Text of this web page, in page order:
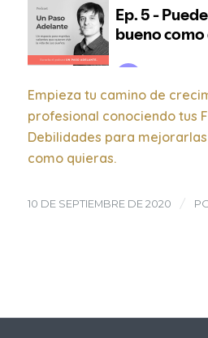
Empieza tu camino de
profesional conociendo tus
Debilidades para
como quieras.
10 DE SEPTIEMBRE DE 2020 /